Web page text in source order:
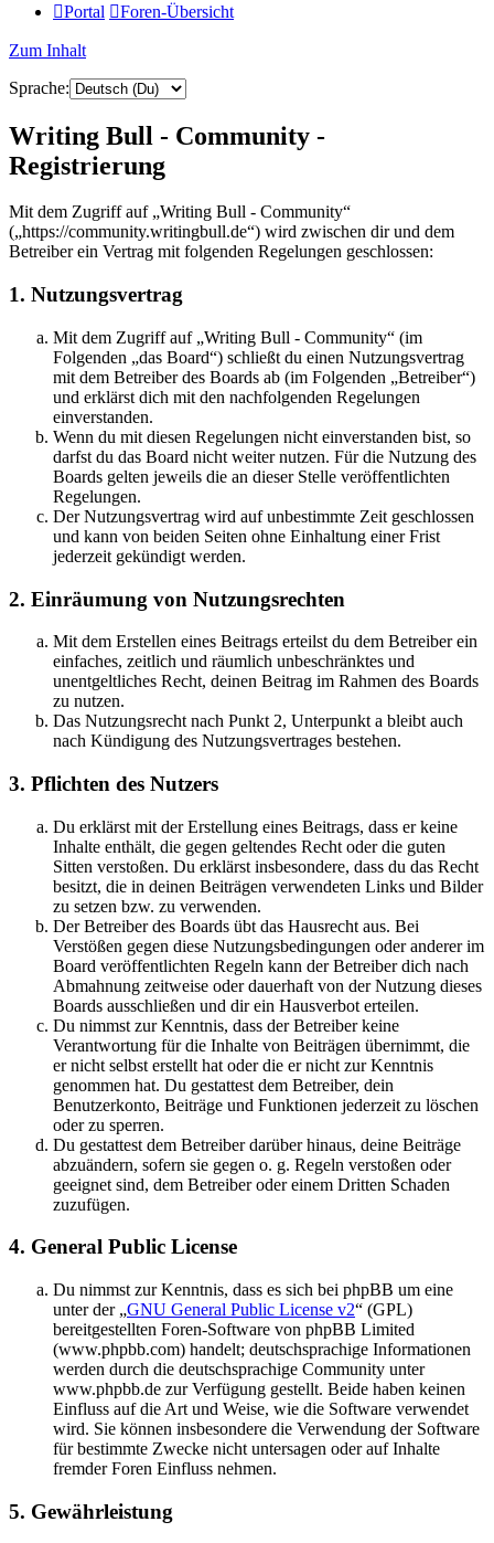
Portal Foren-Übersicht
Zum Inhalt
Sprache:
Writing Bull - Community -
Registrierung
Mit dem Zugriff auf „Writing Bull - Community“
(„https://community.writingbull.de“) wird zwischen dir und dem
Betreiber ein Vertrag mit folgenden Regelungen geschlossen:
1. Nutzungsvertrag
Mit dem Zugriff auf „Writing Bull - Community“ (im
Folgenden „das Board“) schließt du einen Nutzungsvertrag
mit dem Betreiber des Boards ab (im Folgenden „Betreiber“)
und erklärst dich mit den nachfolgenden Regelungen
einverstanden.
Wenn du mit diesen Regelungen nicht einverstanden bist, so
darfst du das Board nicht weiter nutzen. Für die Nutzung des
Boards gelten jeweils die an dieser Stelle veröffentlichten
Regelungen.
Der Nutzungsvertrag wird auf unbestimmte Zeit geschlossen
und kann von beiden Seiten ohne Einhaltung einer Frist
jederzeit gekündigt werden.
2. Einräumung von Nutzungsrechten
Mit dem Erstellen eines Beitrags erteilst du dem Betreiber ein
einfaches, zeitlich und räumlich unbeschränktes und
unentgeltliches Recht, deinen Beitrag im Rahmen des Boards
zu nutzen.
Das Nutzungsrecht nach Punkt 2, Unterpunkt a bleibt auch
nach Kündigung des Nutzungsvertrages bestehen.
3. Pflichten des Nutzers
Du erklärst mit der Erstellung eines Beitrags, dass er keine
Inhalte enthält, die gegen geltendes Recht oder die guten
Sitten verstoßen. Du erklärst insbesondere, dass du das Recht
besitzt, die in deinen Beiträgen verwendeten Links und Bilder
zu setzen bzw. zu verwenden.
Der Betreiber des Boards übt das Hausrecht aus. Bei
Verstößen gegen diese Nutzungsbedingungen oder anderer im
Board veröffentlichten Regeln kann der Betreiber dich nach
Abmahnung zeitweise oder dauerhaft von der Nutzung dieses
Boards ausschließen und dir ein Hausverbot erteilen.
Du nimmst zur Kenntnis, dass der Betreiber keine
Verantwortung für die Inhalte von Beiträgen übernimmt, die
er nicht selbst erstellt hat oder die er nicht zur Kenntnis
genommen hat. Du gestattest dem Betreiber, dein
Benutzerkonto, Beiträge und Funktionen jederzeit zu löschen
oder zu sperren.
Du gestattest dem Betreiber darüber hinaus, deine Beiträge
abzuändern, sofern sie gegen o. g. Regeln verstoßen oder
geeignet sind, dem Betreiber oder einem Dritten Schaden
zuzufügen.
4. General Public License
Du nimmst zur Kenntnis, dass es sich bei phpBB um eine
unter der „GNU General Public License v2“ (GPL)
bereitgestellten Foren-Software von phpBB Limited
(www.phpbb.com) handelt; deutschsprachige Informationen
werden durch die deutschsprachige Community unter
www.phpbb.de zur Verfügung gestellt. Beide haben keinen
Einfluss auf die Art und Weise, wie die Software verwendet
wird. Sie können insbesondere die Verwendung der Software
für bestimmte Zwecke nicht untersagen oder auf Inhalte
fremder Foren Einfluss nehmen.
5. Gewährleistung